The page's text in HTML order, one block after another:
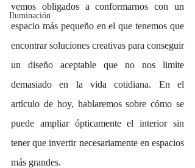
Iluminación
vemos obligados a conformarnos con un
espacio más pequeño en el que tenemos que
encontrar soluciones creativas para conseguir
un diseño aceptable que no nos limite
demasiado en la vida cotidiana. En el
artículo de hoy, hablaremos sobre cómo se
puede ampliar ópticamente el interior sin
tener que invertir necesariamente en espacios
más grandes.